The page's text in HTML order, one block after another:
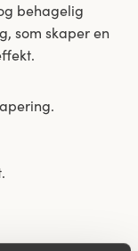
behagelig
som skaper en